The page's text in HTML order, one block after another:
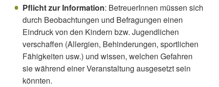
Pflicht zur Information: BetreuerInnen müssen sich
durch Beobachtungen und Befragungen einen
Eindruck von den Kindern bzw. Jugendlichen
verschaffen (Allergien, Behinderungen, sportlichen
Fähigkeiten usw.) und wissen, welchen Gefahren
sie während einer Veranstaltung ausgesetzt sein
könnten.